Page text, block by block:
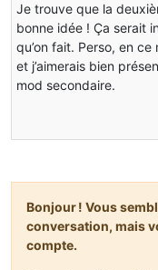
Je trouve que la
bonne idée ! Ça serait
qu’on fait. Perso, en
et j’aimerais bien
mod secondaire.
Bonjour ! Vous
conversation, mais
compte.